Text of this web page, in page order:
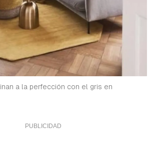
a la perfección con el gris en